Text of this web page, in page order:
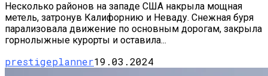
Несколько районов на западе США накрыла мощная
метель, затронув Калифорнию и Неваду. Снежная буря
парализовала движение по основным дорогам, закрыла
горнолыжные курорты и оставила...
prestigeplanner19.03.2024